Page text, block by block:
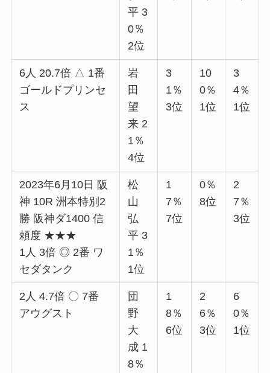
平 3
0％
2位
6人 20.7倍 △ 1番
ゴールドプリンセ
ス
岩
田
望
来 2
1％
4位
3
1％
3位
10
0％
1位
3
4％
1位
2023年6月10日 阪
神 10R 洲本特別2
勝 阪神ダ1400 信
頼度 ★★★
1人 3倍 ◎ 2番 ワ
セダタンク
松
山
弘
平 3
1％
1位
1
7％
7位
0％
8位
2
7％
3位
2人 4.7倍 〇 7番
アウグスト
団
野
大
成 1
8％
1
8％
6位
2
6％
3位
6
0％
1位